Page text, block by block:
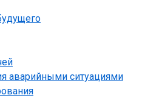
аварийными ситуациями